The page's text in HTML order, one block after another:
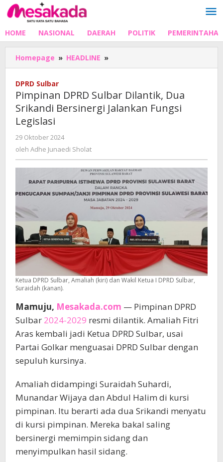
Lewati
ke
HOME NASIONAL DAERAH POLITIK
Homepage » HEADLINE »
DPRD
Dua
Srikandi
DPRD Sulbar
Pimpinan DPRD Sulbar Dilantik, Dua
Srikandi Bersinergi Jalankan Fungsi
Legislasi
29 Oktober 2024
Adhe
oleh Adhe Junaedi Sholat
Ketua DPRD Sulbar, Amaliah (kiri) dan Wakil Ketua I DPRD Sulbar,
Suraidah (kanan).
Mamuju, Mesakada.com — Pimpinan DPRD
Sulbar 2024-2029 resmi dilantik. Amaliah Fitri
Aras kembali jadi Ketua DPRD Sulbar, usai
Partai Golkar menguasai DPRD Sulbar dengan
sepuluh kursinya.
Amaliah didampingi Suraidah Suhardi,
Munandar Wijaya dan Abdul Halim di kursi
pimpinan. Itu berarti ada dua Srikandi menyatu
di kursi pimpinan. Mereka bakal saling
bersinergi memimpin sidang dan
menyimpulkan hasil sidang.